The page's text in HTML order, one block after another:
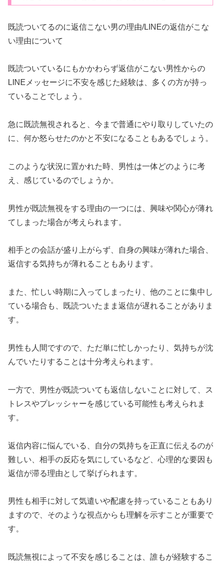
既読ついてるのに返信こない男の理由/LINEの返信がこな
い理由について
既読ついているにもかかわらず返信がこない男性からの
LINEメッセージに不安を感じた経験は、多くの方が持っ
ていることでしょう。
急に既読無視されると、今まで普通にやり取りしていたの
に、何か怒らせたのかと不安になることもあるでしょう。
このような状況に置かれた時、男性は一体どのように考
え、感じているのでしょうか。
男性が既読無視をする理由の一つには、興味や関心が薄れ
てしまった場合が考えられます。
相手との会話が盛り上がらず、自身の興味が薄れた場合、
返信する気持ちが薄れることもあります。
また、忙しい時期に入ってしまったり、他のことに集中し
ている場合も、既読ついたまま返信が遅れることがありま
す。
男性も人間ですので、ただ単に忙しかったり、気持ちが沈
んでいたりすることは十分考えられます。
一方で、男性が既読ついても返信しないことに対して、ス
トレスやプレッシャーを感じている可能性も考えられま
す。
返信内容に悩んでいる、自分の気持ちを正直に伝えるのが
難しい、相手の反応を気にしているなど、心理的な要因も
返信が滞る理由として挙げられます。
男性も相手に対して気遣いや配慮を持っていることもあり
ますので、そのような視点からも理解を示すことが重要で
す。
既読無視によって不安を感じることは、誰もが経験するこ